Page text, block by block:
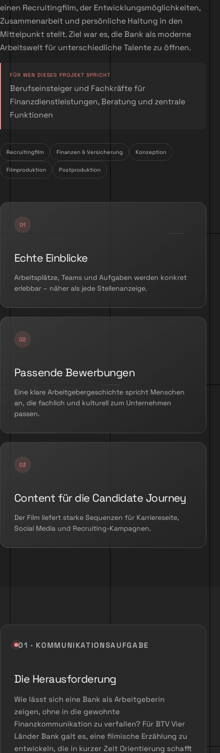
einen Recruitingfilm, der Entwicklungsmöglichkeiten,
Zusammenarbeit und persönliche Haltung in den
Mittelpunkt stellt. Ziel war es, die Bank als moderne
Arbeitswelt für unterschiedliche Talente zu öffnen.
FÜR WEN DIESES PROJEKT SPRICHT
Berufseinsteiger und Fachkräfte für
Finanzdienstleistungen, Beratung und zentrale
Funktionen
Recruitingfilm Finanzen & Versicherung Konzeption
Filmproduktion Postproduktion
Echte Einblicke
Arbeitsplätze, Teams und Aufgaben werden konkret
erlebbar – näher als jede Stellenanzeige.
Passende Bewerbungen
Eine klare Arbeitgebergeschichte spricht Menschen
an, die fachlich und kulturell zum Unternehmen
passen.
Content für die Candidate Journey
Der Film liefert starke Sequenzen für Karriereseite,
Social Media und Recruiting-Kampagnen.
01 · KOMMUNIKATIONSAUFGABE
Die Herausforderung
Wie lässt sich eine Bank als Arbeitgeberin
zeigen, ohne in die gewohnte
Finanzkommunikation zu verfallen? Für BTV Vier
Länder Bank galt es, eine filmische Erzählung zu
entwickeln, die in kurzer Zeit Orientierung schafft